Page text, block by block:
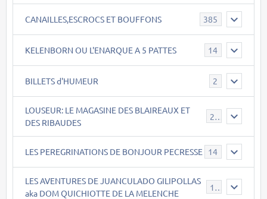
CANAILLES,ESCROCS ET BOUFFONS 385
KELENBORN OU L'ENARQUE A 5 PATTES 14
BILLETS d'HUMEUR 2
LOUSEUR: LE MAGASINE DES BLAIREAUX ET
DES RIBAUDES
21
LES PEREGRINATIONS DE BONJOUR PECRESSE 14
LES AVENTURES DE JUANCULADO GILIPOLLAS
aka DOM QUICHIOTTE DE LA MELENCHE
119